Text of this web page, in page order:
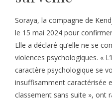
Soraya, la compagne de
le 15 mai 2024 pour
Elle a déclaré qu’elle ne se
violences psychologiques. «
caractère psychologique se
insuffisamment caractérisée
classement sans suite », ont